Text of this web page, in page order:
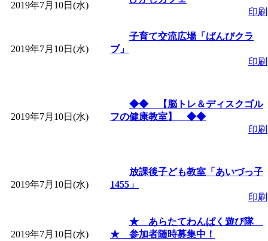
みなづる号乗車体
de 健康づくり」
」
～」 受付期間：～
de 健康づくり」
」
2019年7月10日(水)
印刷
2019年7月10日(水)
子育て交流広場「ばんびクラ
ブ」
印刷
2019年7月10日(水)
◆◆ 【脳トレ＆ディスクゴル
フの健康教室】 ◆◆
印刷
2019年7月10日(水)
放課後子ども教室「あいづっ子
1455」
印刷
2019年7月10日(水)
★ あらたてわんぱく遊び隊
★ 参加者随時募集中！